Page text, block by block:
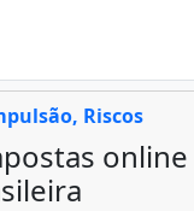
Riscos